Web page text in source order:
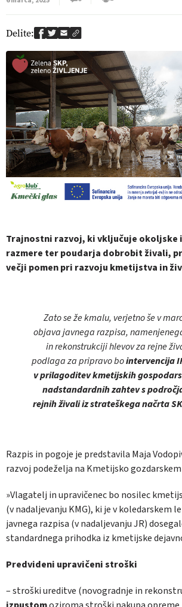
Delite:
Trajnostni razvoj, ki vključuje okoljske
razmere ter poudarja dobrobit živali,
večji pomen pri razvoju kmetijstva in
Zato se že kmalu, verjetno še v
objava javnega razpisa,
in rekonstrukciji hlevov za rejne
podlaga za pripravo bointervencija
v prilagoditev kmetijskih
nadstandardnih zahtev s
rejnih živali iz strateškega načrta
Razpis in pogoje je predstavila Maja
razvoj podeželja na Kmetijsko gozdarskem
»Vlagatelj in upravičenec bo nosilec
(v nadaljevanju KMG), ki je v koledarskem
javnega razpisa (v nadaljevanju JR)
standardnega prihodka iz kmetijske
Predvideni upravičeni stroški
– stroški ureditve (novogradnje in